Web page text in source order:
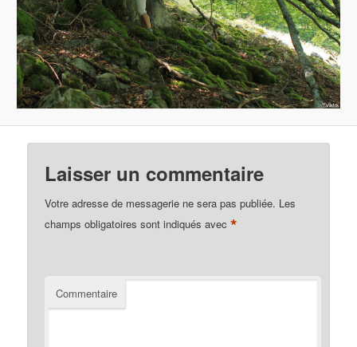
Laisser un commentaire
Votre adresse de messagerie ne sera pas publiée. Les
champs obligatoires sont indiqués avec*
Commentaire